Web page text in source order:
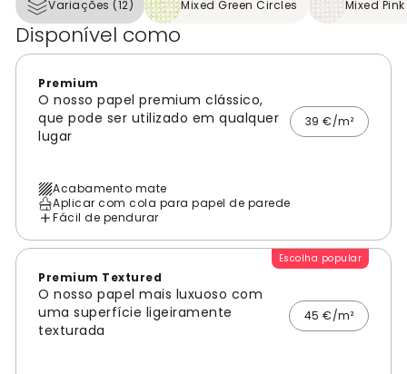
Variações (12) Mixed Green Circles Mixed
Disponível como
Premium
O nosso papel premium clássico,
que pode ser utilizado em qualquer
lugar
39 €/m²
Acabamento mate
Aplicar com cola para papel de parede
Fácil de pendurar
Escolha popular
Premium Textured
O nosso papel mais luxuoso com
uma superfície ligeiramente
texturada
45 €/m²